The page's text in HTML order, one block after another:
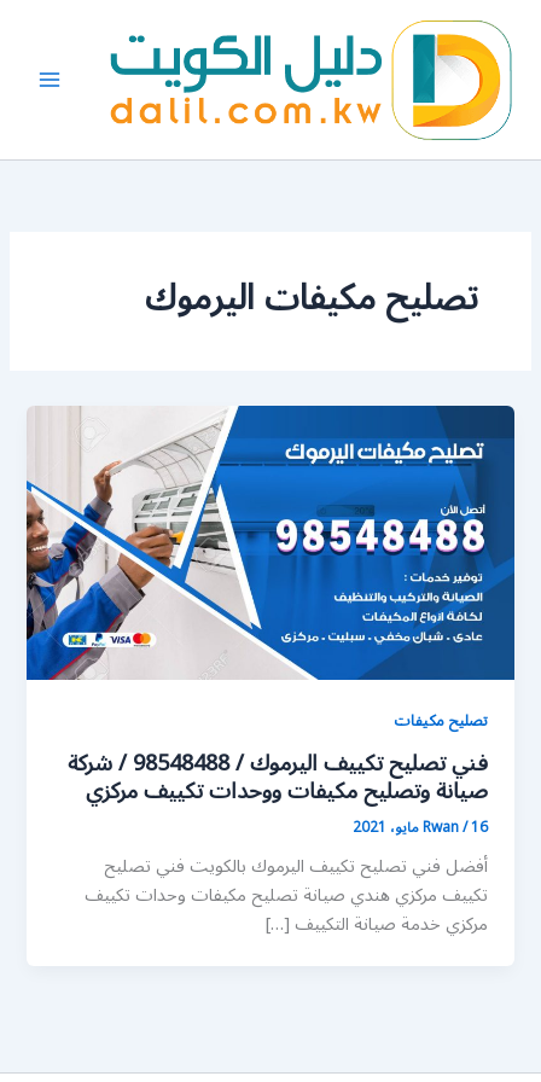
المحتوى
تصليح مكيفات اليرموك
تصليح مكيفات
فني تصليح تكييف اليرموك / 98548488 / شركة
صيانة وتصليح مكيفات ووحدات تكييف مركزي
Rwan/16 مايو، 2021
أفضل فني تصليح تكييف اليرموك بالكويت فني تصليح
تكييف مركزي هندي صيانة تصليح مكيفات وحدات تكييف
مركزي خدمة صيانة التكييف […]